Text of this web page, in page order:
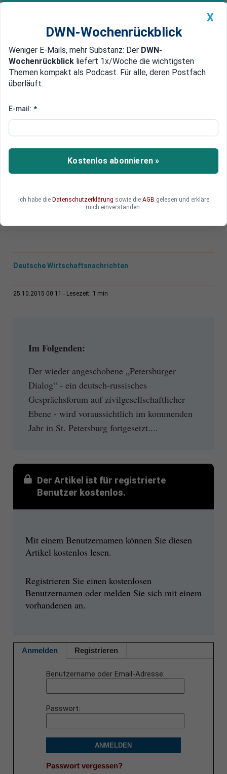
Newsticker MEIN DWN: Geldanlage Premium
Edelmetalle DWN-Magazin China
Dialog der Zivilgesellschaft
Ende der Eiszeit: Deutschland
und Russland nehmen
Petersburger Dialog wieder auf
Russland und Deutschland wollen den
Forum war wegen der vorübergehenden Eiszeit
ausgesetzt worden. Nun wollen beide Seiten zu
Deutsche Wirtschaftsnachrichten
25.10.2015 00:11 Lesezeit: 1 min
Im Folgenden:
Der wieder angeschobene „Petersburger
Dialog“ - ein deutsch-russisches
Gesprächsforum auf zivilgesellschaftlicher
Ebene - wird voraussichtlich im kommenden
Jahr in St. Petersburg fortgesetzt....
Der Artikel ist für registrierte
Benutzer kostenlos.
Mit einem Benutzernamen können Sie diesen
Artikel kostenlos lesen.
Registrieren Sie einen kostenlosen
Benutzernamen oder melden Sie sich mit einem
vorhandenen an.
Anmelden Registrieren
Benutzername oder Email-Adresse
Passwort
ANMELDEN
Passwort vergessen?
X
DWN-Wochenrückblick
Weniger E-Mails, mehr Substanz: Der DWN-
Wochenrückblick liefert 1x/Woche die wichtigsten
Themen kompakt als Podcast. Für alle, deren Postfach
überläuft.
E-mail: *
Kostenlos abonnieren »
Ich habe die Datenschutzerklärung sowie die AGB gelesen und erkläre
mich einverstanden.